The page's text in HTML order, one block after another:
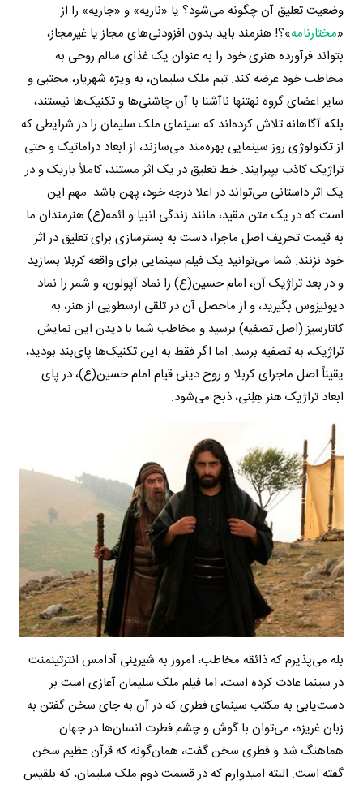
وضعیت تعلیق آن چگونه می‌شود؟ یا «ناریه» و «جاریه» را از
«مختارنامه»؟! هنرمند باید بدون افزودنی‌های مجاز یا غیرمجاز،
بتواند فرآورده‌ هنری خود را به عنوان یک غذای سالم روحی به
مخاطب خود عرضه کند. تیم ملک سلیمان، به ویژه شهریار، مجتبی و
سایر اعضای گروه نه‎تنها ناآشنا با آن چاشنی‌ها و تکنیک‌ها نیستند،
بلکه آگاهانه تلاش کرده‌اند که سینمای ملک سلیمان را در شرایطی که
از تکنولوژی روز سینمایی بهره‌مند می‌سازند، از ابعاد دراماتیک و حتی
تراژیک کاذب بپیرایند. خط تعلیق در یک اثر مستند، کاملاً باریک و در
یک اثر داستانی می‌تواند در اعلا درجه‌ خود، پهن باشد. مهم این
است که در یک متن مقید، مانند زندگی انبیا و ائمه(ع) هنرمندان ما
به قیمت تحریف اصل ماجرا، دست به بسترسازی برای تعلیق در اثر
خود نزنند. شما می‌توانید یک فیلم سینمایی برای واقعه کربلا بسازید
و در بعد تراژیک آن، امام حسین(ع) را نماد آپولون، و شمر را نماد
دیونیزوس بگیرید، و از ماحصل آن در تلقی ارسطویی از هنر، به
کاتارسیز (اصل تصفیه) برسید و مخاطب شما با دیدن این نمایش
تراژیک، به تصفیه برسد. اما اگر فقط به این تکنیک‌ها پای‌بند بودید،
یقیناً اصل ماجرای کربلا و روح دینی قیام امام حسین(ع)، در پای
ابعاد تراژیک هنر هِلِنی، ذبح می‌شود.
بله می‌پذیرم که ذائقه‌ مخاطب، امروز به شیرینی آدامس انترتینمنت
در سینما عادت کرده است، اما فیلم ملک سلیمان آغازی است بر
دست‌یابی به مکتب سینمای فطری که در آن به جای سخن گفتن به
زبان غریزه، می‌توان با گوش و چشم فطرت انسان‌ها در جهان
هماهنگ شد و فطری سخن گفت، همان‌گونه که قرآن عظیم سخن
گفته است. البته امیدوارم که در قسمت دوم ملک سلیمان، که بلقیس